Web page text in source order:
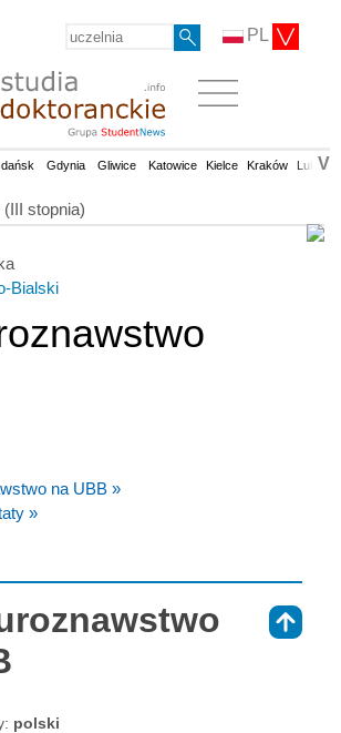
PL
Gdynia Gliwice Katowice Kielce Kraków Lublin
V
stopnia)
Bialski
na UBB »
»
polski